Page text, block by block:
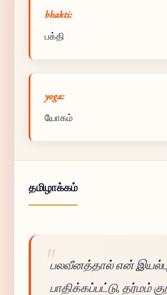
bhakti:
பக்தி
yoga:
யோகம்
தமிழாக்கம்
பலவீனத்தால் என்
பாதிக்கப்பட்டு, தர்மம்